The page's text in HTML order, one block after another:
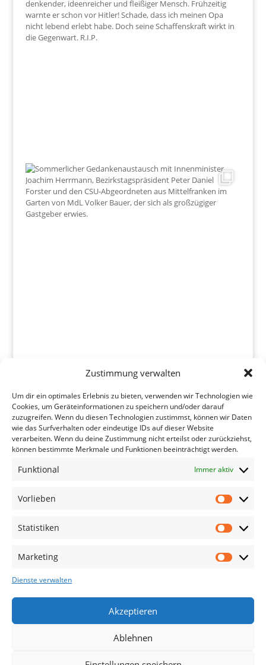
Zustimmung verwalten
Um dir ein optimales Erlebnis zu bieten, verwenden wir Technologien wie
Cookies, um Geräteinformationen zu speichern und/oder darauf
zuzugreifen. Wenn du diesen Technologien zustimmst, können wir Daten
wie das Surfverhalten oder eindeutige IDs auf dieser Website
verarbeiten. Wenn du deine Zustimmung nicht erteilst oder zurückziehst,
können bestimmte Merkmale und Funktionen beeinträchtigt werden.
Funktional Immer aktiv
Vorlieben Vorlieben
Statistiken
Marketing
Dienste verwalten
Akzeptieren
Ablehnen
Mehr Laden Folgen
Impressum
Cookie-Richtlinie (EU)
die Website weiterhin nutzt, stimmst du der Verwendung von Cookies
zu.